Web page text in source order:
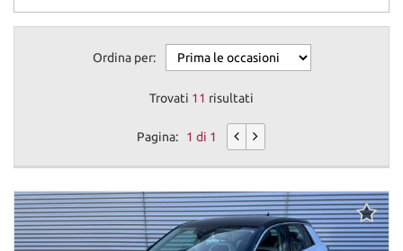
Ordina per:
Trovati 11 risultati
Pagina: 1 di 1